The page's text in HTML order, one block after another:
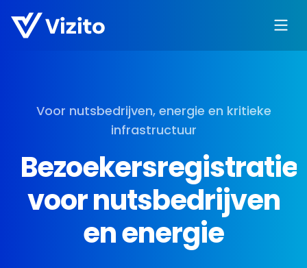
Voor nutsbedrijven, energie en kritieke
infrastructuur
Bezoekersregistratie
voor nutsbedrijven
en energie